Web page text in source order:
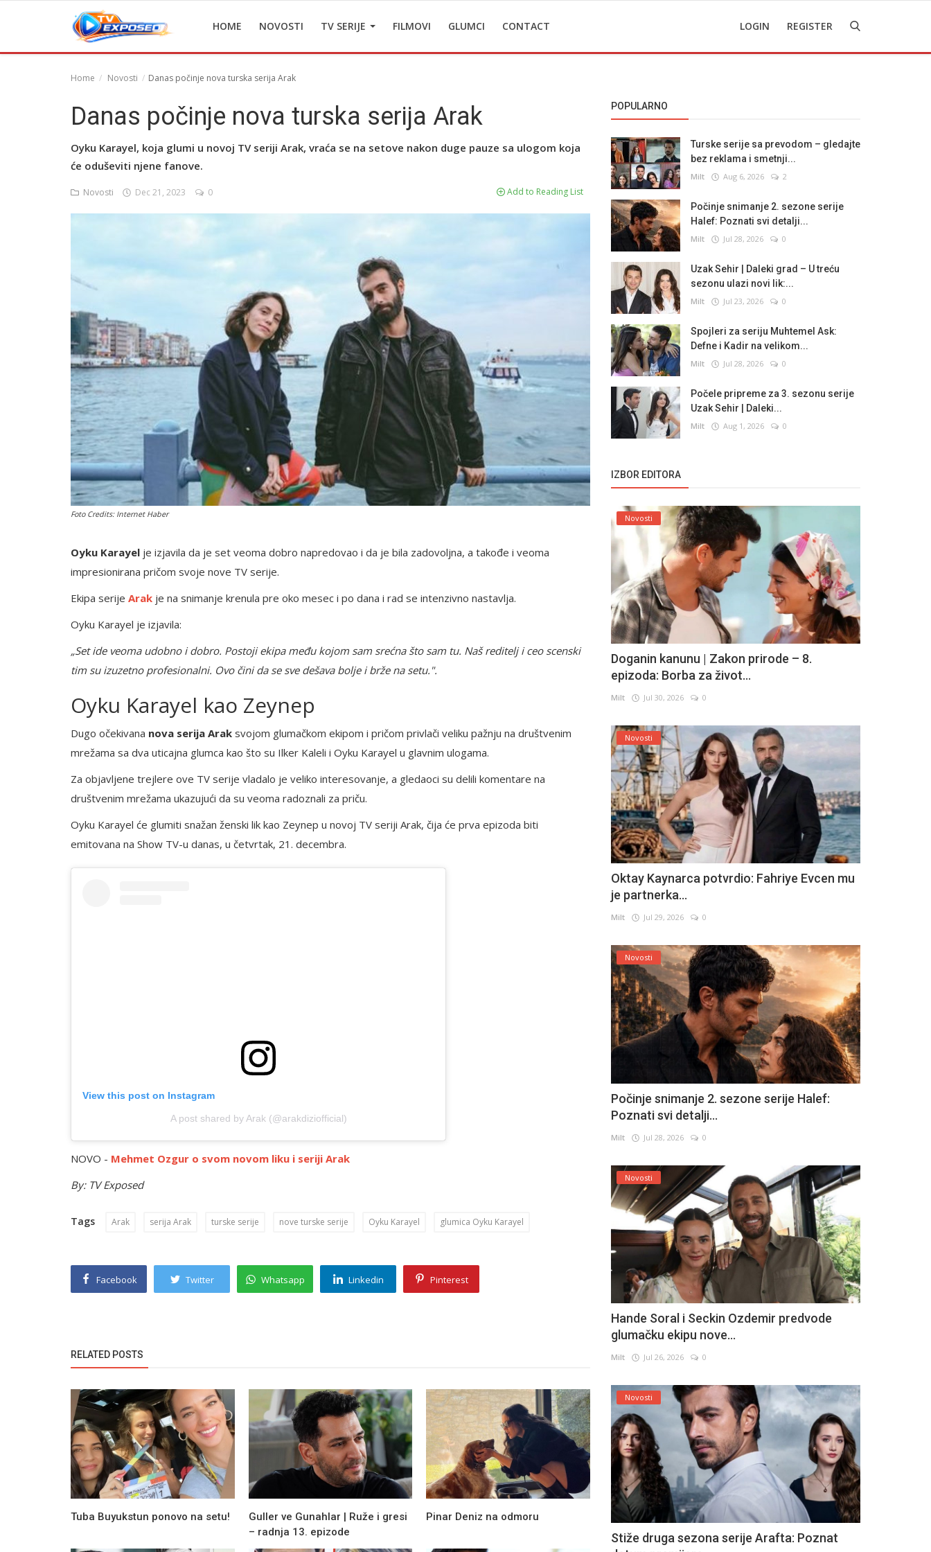
HOME NOVOSTI TV SERIJE FILMOVI GLUMCI CONTACT LOGIN REGISTER
Home Novosti Danas počinje nova turska serija Arak
Danas počinje nova turska serija Arak
Oyku Karayel, koja glumi u novoj TV seriji Arak, vraća se na setove nakon duge pauze sa ulogom koja
će oduševiti njene fanove.
Novosti Dec 21, 2023 0 Add to Reading List
Foto Credits: Internet Haber
Oyku Karayel je izjavila da je set veoma dobro napredovao i da je bila zadovoljna, a takođe i veoma
impresionirana pričom svoje nove TV serije.
Ekipa serije Arak je na snimanje krenula pre oko mesec i po dana i rad se intenzivno nastavlja.
Oyku Karayel je izjavila:
„Set ide veoma udobno i dobro. Postoji ekipa među kojom sam srećna što sam tu. Naš reditelj i ceo scenski
tim su izuzetno profesionalni. Ovo čini da se sve dešava bolje i brže na setu.".
Oyku Karayel kao Zeynep
Dugo očekivana nova serija Arak svojom glumačkom ekipom i pričom privlači veliku pažnju na društvenim
mrežama sa dva uticajna glumca kao što su Ilker Kaleli i Oyku Karayel u glavnim ulogama.
Za objavljene trejlere ove TV serije vladalo je veliko interesovanje, a gledaoci su delili komentare na
društvenim mrežama ukazujući da su veoma radoznali za priču.
Oyku Karayel će glumiti snažan ženski lik kao Zeynep u novoj TV seriji Arak, čija će prva epizoda biti
emitovana na Show TV-u danas, u četvrtak, 21. decembra.
View this post on Instagram
A post shared by Arak (@arakdiziofficial)
NOVO - Mehmet Ozgur o svom novom liku i seriji Arak
By: TV Exposed
Tags Arak serija Arak turske serije nove turske serije Oyku Karayel glumica Oyku Karayel
Facebook Twitter Whatsapp Linkedin Pinterest
RELATED POSTS
Tuba Buyukstun ponovo na setu!
Guller ve Gunahlar | Ruže i gresi
– radnja 13. epizode
Pinar Deniz na odmoru
POPULARNO
Turske serije sa prevodom – gledajte
bez reklama i smetnji...
Milt Aug 6, 2026 2
Počinje snimanje 2. sezone serije
Halef: Poznati svi detalji...
Milt Jul 28, 2026 0
Uzak Sehir | Daleki grad – U treću
sezonu ulazi novi lik:...
Milt Jul 23, 2026 0
Spojleri za seriju Muhtemel Ask:
Defne i Kadir na velikom...
Milt Jul 28, 2026 0
Počele pripreme za 3. sezonu serije
Uzak Sehir | Daleki...
Milt Aug 1, 2026 0
IZBOR EDITORA
Novosti
Doganin kanunu | Zakon prirode – 8.
epizoda: Borba za život...
Milt Jul 30, 2026 0
Novosti
Oktay Kaynarca potvrdio: Fahriye Evcen mu
je partnerka...
Milt Jul 29, 2026 0
Novosti
Počinje snimanje 2. sezone serije Halef:
Poznati svi detalji...
Milt Jul 28, 2026 0
Novosti
Hande Soral i Seckin Ozdemir predvode
glumačku ekipu nove...
Milt Jul 26, 2026 0
Novosti
Stiže druga sezona serije Arafta: Poznat